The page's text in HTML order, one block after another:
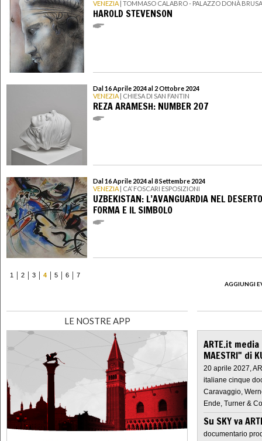
VENEZIA | TOMMASO CALABRO - PALAZZO DONÀ BRUSA
HAROLD STEVENSON
Dal 16 Aprile 2024 al 2 Ottobre 2024
VENEZIA | CHIESA DI SAN FANTIN
REZA ARAMESH: NUMBER 207
Dal 16 Aprile 2024 al 8 Settembre 2024
VENEZIA | CA’ FOSCARI ESPOSIZIONI
UZBEKISTAN: L’AVANGUARDIA NEL
FORMA E IL SIMBOLO
1 2 3 4 5 6
7
AGGIUNGI
LE NOSTRE APP
ARTE.it
MAESTRI" di
20 aprile 2027,
italiane cinque
Caravaggio,
Ende, Turner &
Su SKY va
documentario